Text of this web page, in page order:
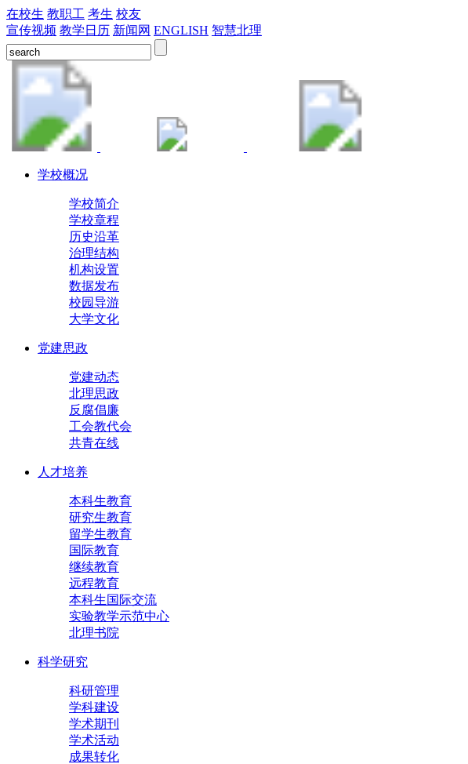
在校生 教职工 考生 校友
宣传视频 教学日历 新闻网 ENGLISH 智慧北理
学校概况
学校简介
学校章程
历史沿革
治理结构
机构设置
数据发布
校园导游
大学文化
党建思政
党建动态
北理思政
反腐倡廉
工会教代会
共青在线
人才培养
本科生教育
研究生教育
留学生教育
国际教育
继续教育
远程教育
本科生国际交流
实验教学示范中心
北理书院
科学研究
科研管理
学科建设
学术期刊
学术活动
成果转化